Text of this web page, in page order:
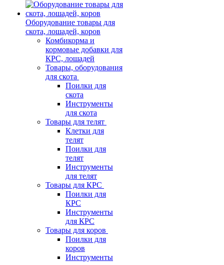
Оборудование товары для
скота, лошадей, коров
Комбикорма и
кормовые добавки для
КРС, лошадей
Товары, оборудования
для скота
Поилки для
скота
Инструменты
для скота
Товары для телят
Клетки для
телят
Поилки для
телят
Инструменты
для телят
Товары для КРС
Поилки для
КРС
Инструменты
для КРС
Товары для коров
Поилки для
коров
Инструменты